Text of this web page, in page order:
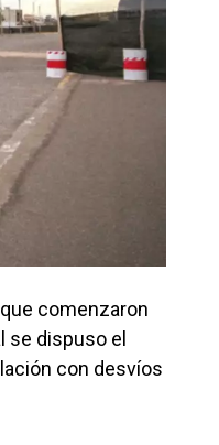
comenzaron
se dispuso el
con desvíos